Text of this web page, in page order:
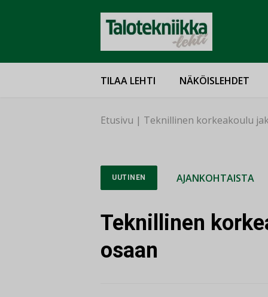
TILAA LEHTI NÄKÖISLEHDET
Etusivu | Teknillinen korkeakoulu
UUTINEN AJANKOHTAISTA
Teknillinen
osaan